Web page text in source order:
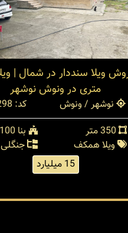
متری در ونوش نوشهر
نوشهر / ونوش
کد: 38298
بنا 100 متر
ویلا همکف
جنگلی
15 میلیارد